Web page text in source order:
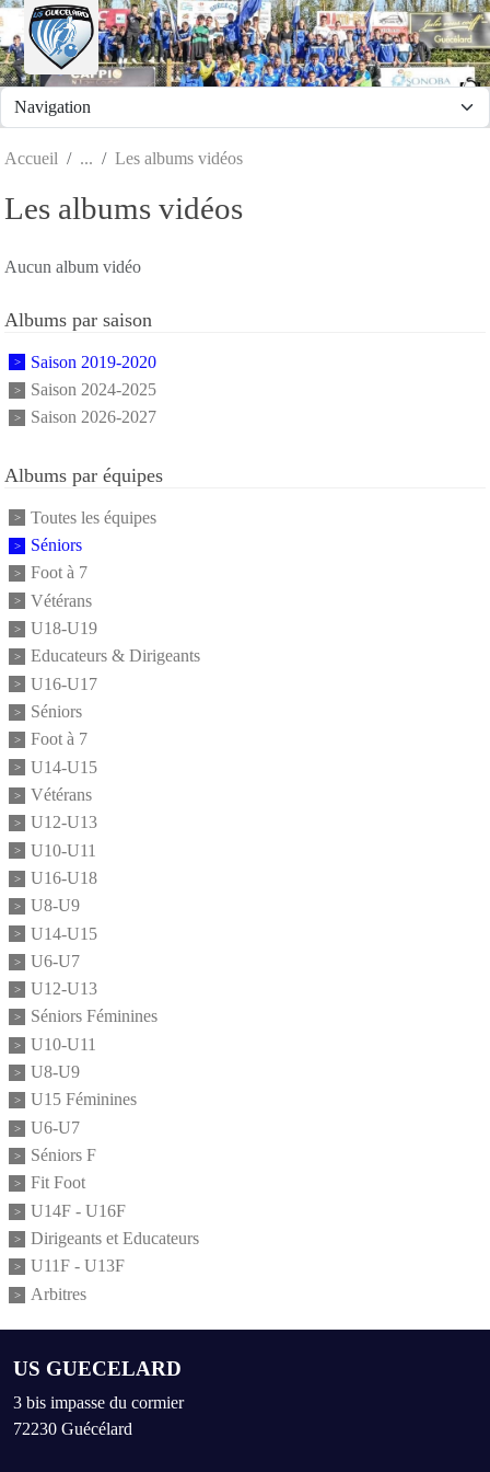
Accueil Les albums vidéos
Les albums vidéos
Aucun album vidéo
Albums par saison
Saison 2019-2020
Saison 2024-2025
Saison 2026-2027
Albums par équipes
Toutes les équipes
Séniors
Foot à 7
Vétérans
U18-U19
Educateurs & Dirigeants
U16-U17
Séniors
Foot à 7
U14-U15
Vétérans
U12-U13
U10-U11
U16-U18
U8-U9
U14-U15
U6-U7
U12-U13
Séniors Féminines
U10-U11
U8-U9
U15 Féminines
U6-U7
Séniors F
Fit Foot
U14F - U16F
Dirigeants et Educateurs
U11F - U13F
Arbitres
US GUECELARD
3 bis impasse du cormier
72230 Guécélard
Panneau de gestion des cookies